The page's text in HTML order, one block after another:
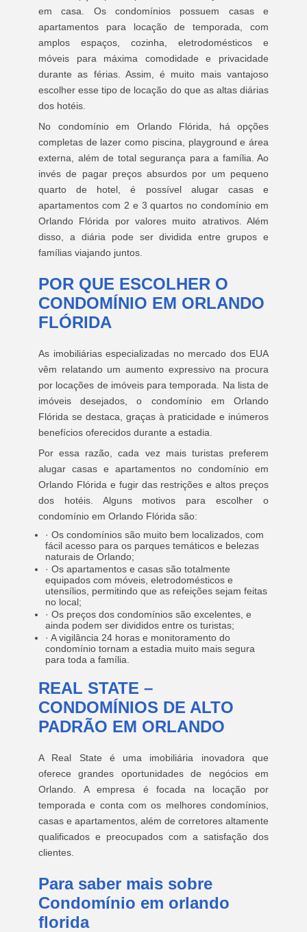
em casa. Os condomínios possuem casas e
apartamentos para locação de temporada, com
amplos espaços, cozinha, eletrodomésticos e
móveis para máxima comodidade e privacidade
durante as férias. Assim, é muito mais vantajoso
escolher esse tipo de locação do que as altas diárias
dos hotéis.
No condomínio em Orlando Flórida, há opções
completas de lazer como piscina, playground e área
externa, além de total segurança para a família. Ao
invés de pagar preços absurdos por um pequeno
quarto de hotel, é possível alugar casas e
apartamentos com 2 e 3 quartos no condomínio em
Orlando Flórida por valores muito atrativos. Além
disso, a diária pode ser dividida entre grupos e
famílias viajando juntos.
POR QUE ESCOLHER O
CONDOMÍNIO EM ORLANDO
FLÓRIDA
As imobiliárias especializadas no mercado dos EUA
vêm relatando um aumento expressivo na procura
por locações de imóveis para temporada. Na lista de
imóveis desejados, o condomínio em Orlando
Flórida se destaca, graças à praticidade e inúmeros
benefícios oferecidos durante a estadia.
Por essa razão, cada vez mais turistas preferem
alugar casas e apartamentos no condomínio em
Orlando Flórida e fugir das restrições e altos preços
dos hotéis. Alguns motivos para escolher o
condomínio em Orlando Flórida são:
· Os condomínios são muito bem localizados, com
fácil acesso para os parques temáticos e belezas
naturais de Orlando;
· Os apartamentos e casas são totalmente
equipados com móveis, eletrodomésticos e
utensílios, permitindo que as refeições sejam feitas
no local;
· Os preços dos condomínios são excelentes, e
ainda podem ser divididos entre os turistas;
· A vigilância 24 horas e monitoramento do
condomínio tornam a estadia muito mais segura
para toda a família.
REAL STATE –
CONDOMÍNIOS DE ALTO
PADRÃO EM ORLANDO
A Real State é uma imobiliária inovadora que
oferece grandes oportunidades de negócios em
Orlando. A empresa é focada na locação por
temporada e conta com os melhores condomínios,
casas e apartamentos, além de corretores altamente
qualificados e preocupados com a satisfação dos
clientes.
Para saber mais sobre
Condomínio em orlando
florida